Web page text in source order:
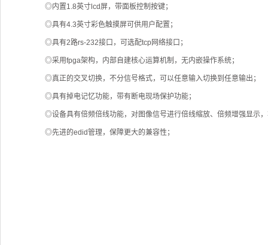
◎内置1.8英寸lcd屏，带面板控制按键；
◎具有4.3英寸彩色触摸屏可供用户配置；
◎具有2路rs-232接口，可选配tcp网络接口；
◎采用fpga架构，内部自建核心运算机制，无内嵌操作系统；
◎真正的交叉切换，不分信号格式，可以任意输入切换到任意输出；
◎具有掉电记忆功能，带有断电现场保护功能；
◎设备具有倍频倍线功能，对图像信号进行倍线缩放、倍频增强显示
◎先进的edid管理，保障更大的兼容性；